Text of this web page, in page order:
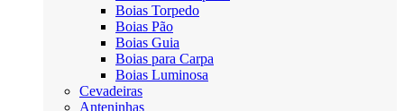
Boias Torpedo
Boias Pão
Boias Guia
Boias para Carpa
Boias Luminosa
Cevadeiras
Anteninhas